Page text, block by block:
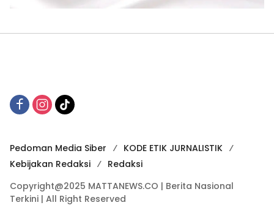
Pedoman Media Siber
KODE ETIK JURNALISTIK
Kebijakan Redaksi
Redaksi
Copyright@2025 MATTANEWS.CO | Berita Nasional
Terkini | All Right Reserved